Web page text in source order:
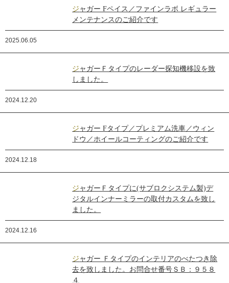
ジャガー Fペイス／ファインラボ レギュラー
メンテナンスのご紹介です
2025.06.05
ジャガーＦタイプのレーダー探知機移設を致
しました。
2024.12.20
ジャガー Fタイプ／プレミアム洗車／ウィン
ドウ／ホイールコーティングのご紹介です
2024.12.18
ジャガーＦタイプに(サブロクシステム製)デ
ジタルインナーミラーの取付カスタムを致し
ました。
2024.12.16
ジャガー Ｆタイプのインテリアのべたつき除
去を致しました。お問合せ番号ＳＢ：９５８
４